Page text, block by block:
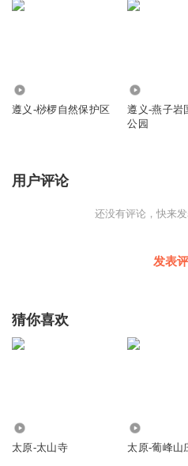
遵义-桫椤自然保护区
遵义-燕子岩
公园
用户评论
还没有评论，快来发
发表
猜你喜欢
太原-太山寺 太原-葡峰山